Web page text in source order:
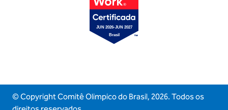
© Copyright Comitê Olimpico do Brasil, 2026. Todos os